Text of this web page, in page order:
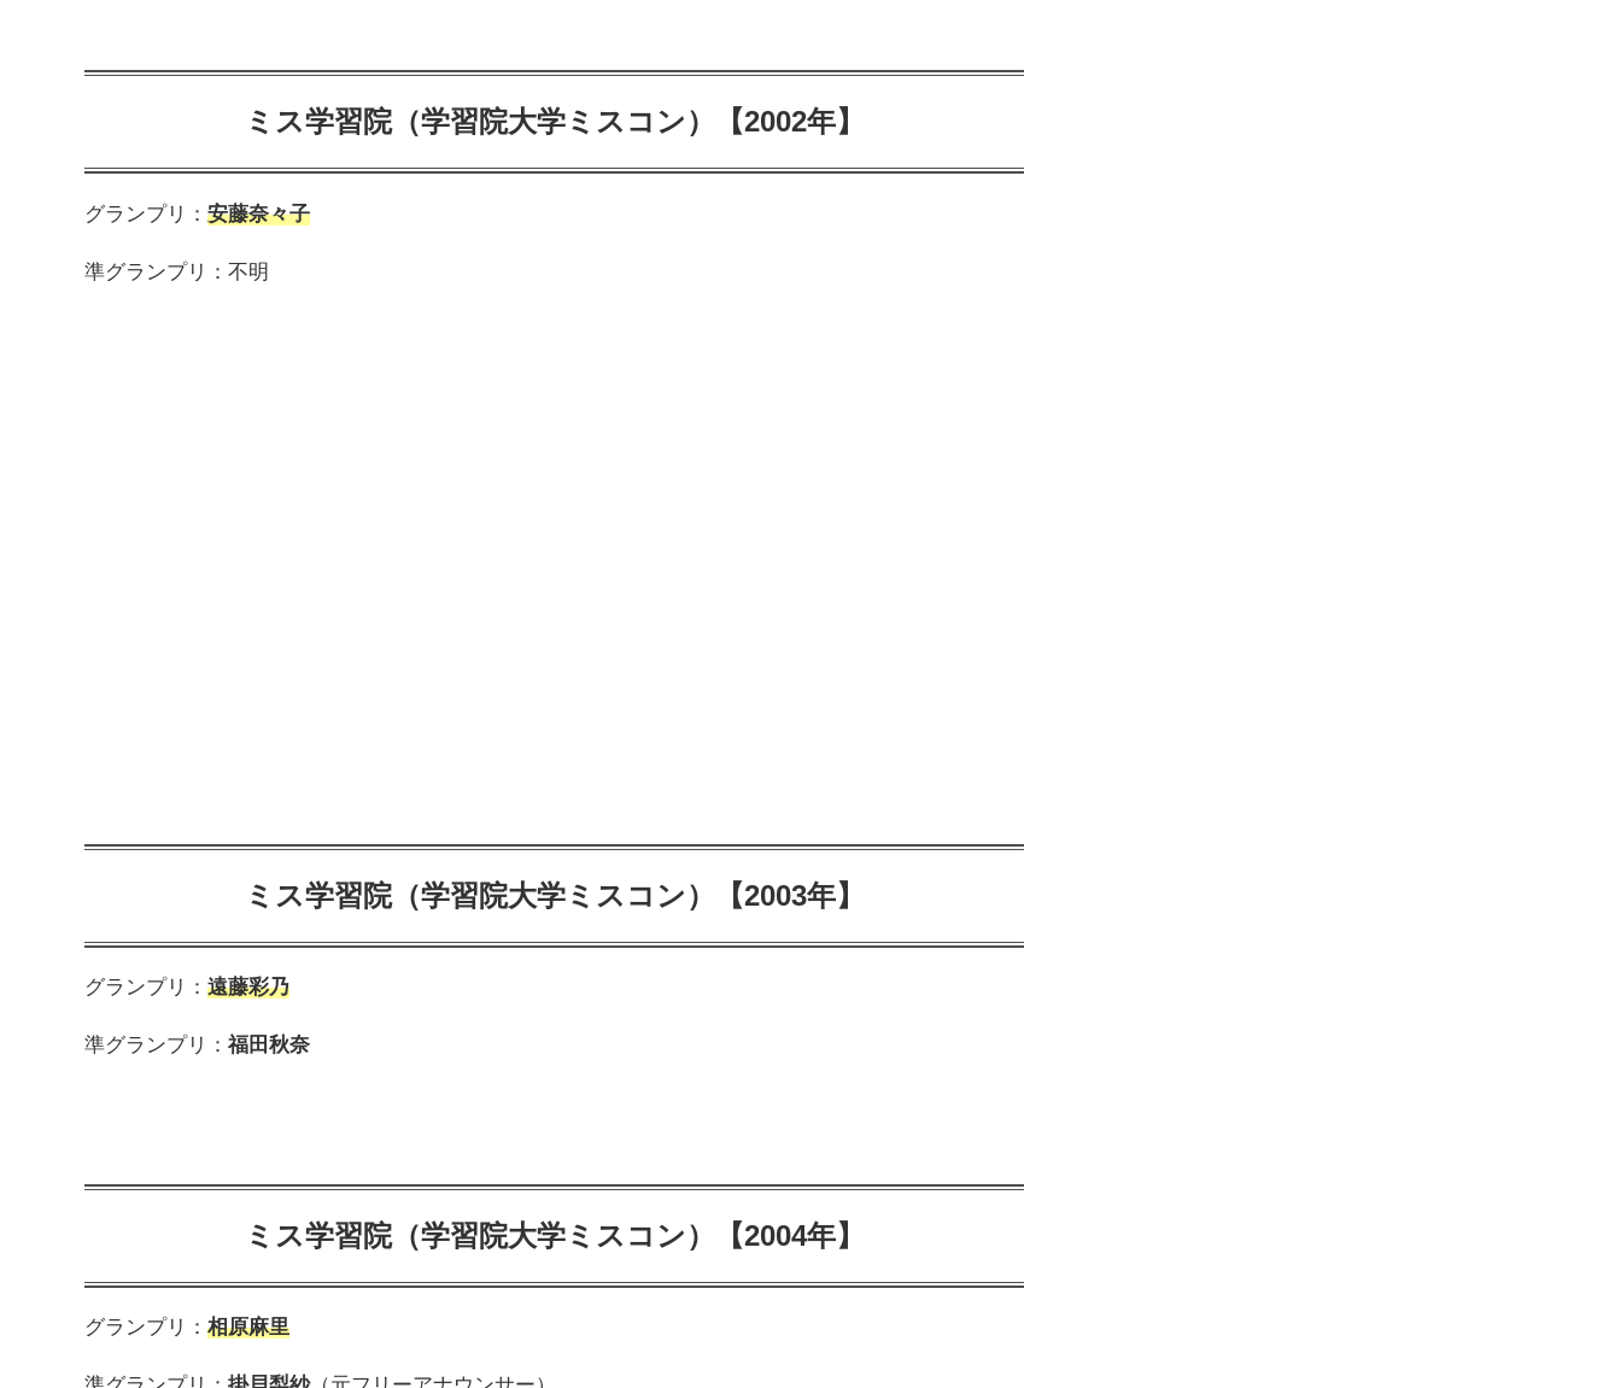
ミス学習院（学習院大学ミスコン）【2002年】
グランプリ：安藤奈々子
準グランプリ：不明
ミス学習院（学習院大学ミスコン）【2003年】
グランプリ：遠藤彩乃
準グランプリ：福田秋奈
ミス学習院（学習院大学ミスコン）【2004年】
グランプリ：相原麻里